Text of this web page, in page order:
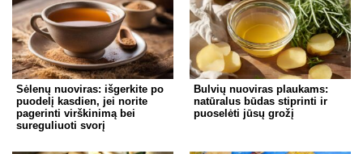
Sėlenų nuoviras: išgerkite po
puodelį kasdien, jei norite
pagerinti virškinimą bei
sureguliuoti svorį
Bulvių nuoviras plaukams:
natūralus būdas stiprinti ir
puoselėti jūsų grožį